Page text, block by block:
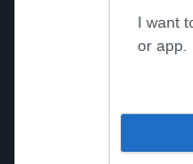
I want
or app.